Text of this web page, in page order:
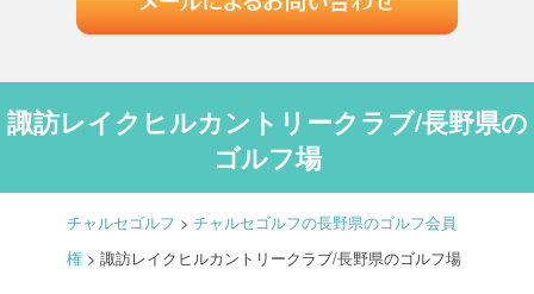
諏訪レイクヒルカントリークラブ/長野県の
ゴルフ場
チャルセゴルフ > チャルセゴルフの長野県のゴルフ会員
権 > 諏訪レイクヒルカントリークラブ/長野県のゴルフ場